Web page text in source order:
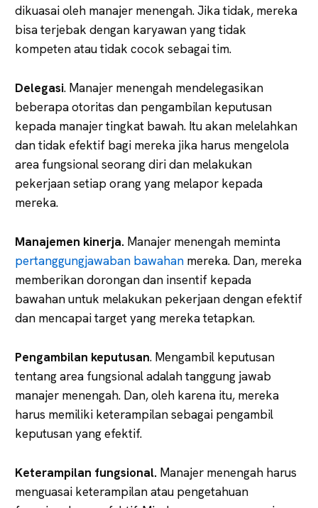
dikuasai oleh manajer menengah. Jika tidak, mereka
bisa terjebak dengan karyawan yang tidak
kompeten atau tidak cocok sebagai tim.
Delegasi. Manajer menengah mendelegasikan
beberapa otoritas dan pengambilan keputusan
kepada manajer tingkat bawah. Itu akan melelahkan
dan tidak efektif bagi mereka jika harus mengelola
area fungsional seorang diri dan melakukan
pekerjaan setiap orang yang melapor kepada
mereka.
Manajemen kinerja. Manajer menengah meminta
pertanggungjawaban bawahan mereka. Dan, mereka
memberikan dorongan dan insentif kepada
bawahan untuk melakukan pekerjaan dengan efektif
dan mencapai target yang mereka tetapkan.
Pengambilan keputusan. Mengambil keputusan
tentang area fungsional adalah tanggung jawab
manajer menengah. Dan, oleh karena itu, mereka
harus memiliki keterampilan sebagai pengambil
keputusan yang efektif.
Keterampilan fungsional. Manajer menengah harus
menguasai keterampilan atau pengetahuan